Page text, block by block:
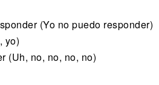
(Yo no puedo responder)
yo)
(Uh, no, no, no, no)